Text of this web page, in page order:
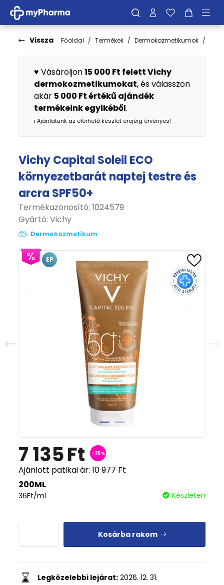
Vissza Főoldal Termékek Dermokozmetikumok
♥️ Vásároljon15 000 Ft felett Vichy
dermokozmetikumokat, és válasszon
akár 5 000 Ft értékű ajándék
termékeink egyikéből.
ℹ️ Ajánlatunk az elérhető készlet erejéig érvényes!
Vichy Capital Soleil ECO
környezetbarát naptej testre és
arcra SPF50+
Termékazonosító: 1024579
Gyártó: Vichy
Dermokozmetikum
EP
7 135Ft -35%
Ajánlott patikai ár:10 977Ft
200ML
36Ft/ml Készleten
Kosárba rakom
Legközelebbi lejárat: 2026. 12. 31.